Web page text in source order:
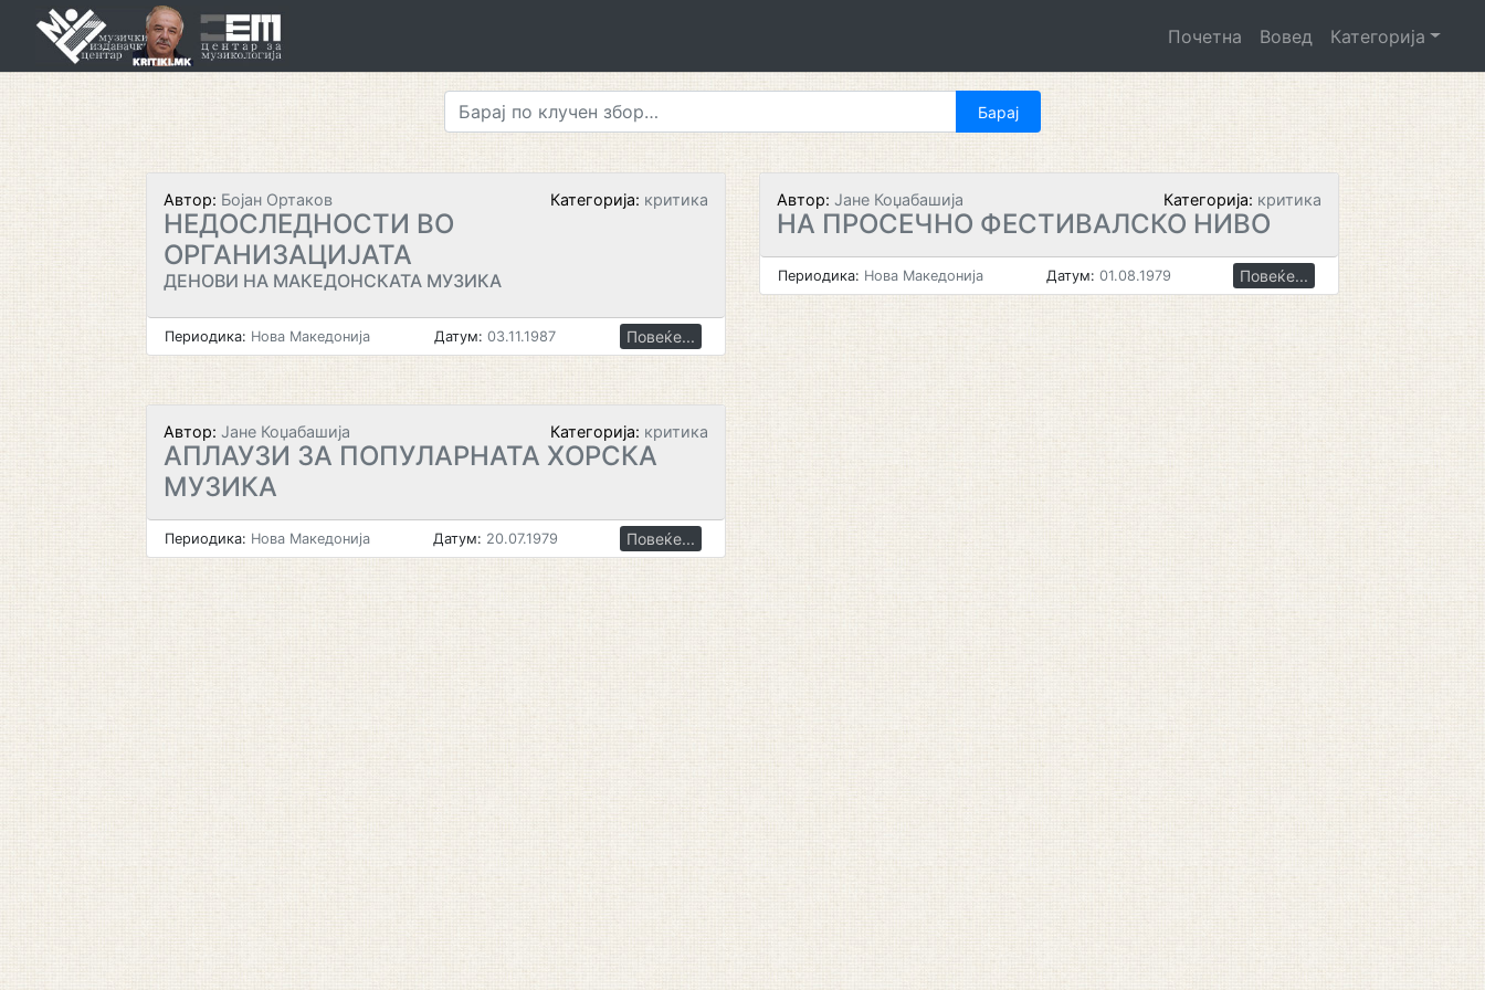
Почетна Вовед Категорија
Автор: Бојан Ортаков Категорија: критика
НЕДОСЛЕДНОСТИ ВО
ОРГАНИЗАЦИЈАТА
ДЕНОВИ НА МАКЕДОНСКАТА МУЗИКА
Периодика: Нова Македонија Датум: 03.11.1987 Повеќе...
Автор: Јане Коџабашија Категорија: критика
НА ПРОСЕЧНО ФЕСТИВАЛСКО НИВО
Периодика: Нова Македонија Датум: 01.08.1979 Повеќе...
Автор: Јане Коџабашија Категорија: критика
АПЛАУЗИ ЗА ПОПУЛАРНАТА ХОРСКА
МУЗИКА
Периодика: Нова Македонија Датум: 20.07.1979 Повеќе...